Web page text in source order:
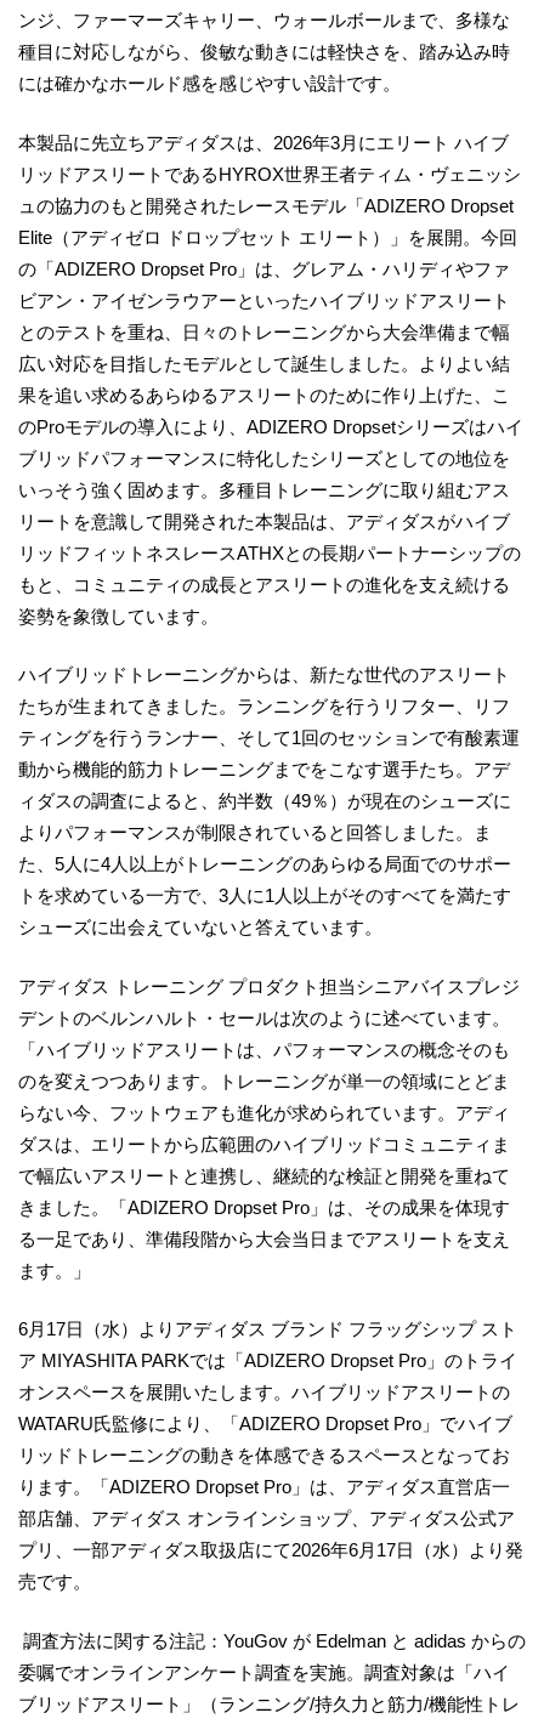
ンジ、ファーマーズキャリー、ウォールボールまで、多様な
種目に対応しながら、俊敏な動きには軽快さを、踏み込み時
には確かなホールド感を感じやすい設計です。
本製品に先立ちアディダスは、2026年3月にエリート ハイブ
リッドアスリートであるHYROX世界王者ティム・ヴェニッシ
ュの協力のもと開発されたレースモデル「ADIZERO Dropset
Elite（アディゼロ ドロップセット エリート）」を展開。今回
の「ADIZERO Dropset Pro」は、グレアム・ハリディやファ
ビアン・アイゼンラウアーといったハイブリッドアスリート
とのテストを重ね、日々のトレーニングから大会準備まで幅
広い対応を目指したモデルとして誕生しました。よりよい結
果を追い求めるあらゆるアスリートのために作り上げた、こ
のProモデルの導入により、ADIZERO Dropsetシリーズはハイ
ブリッドパフォーマンスに特化したシリーズとしての地位を
いっそう強く固めます。多種目トレーニングに取り組むアス
リートを意識して開発された本製品は、アディダスがハイブ
リッドフィットネスレースATHXとの長期パートナーシップの
もと、コミュニティの成長とアスリートの進化を支え続ける
姿勢を象徴しています。
ハイブリッドトレーニングからは、新たな世代のアスリート
たちが生まれてきました。ランニングを行うリフター、リフ
ティングを行うランナー、そして1回のセッションで有酸素運
動から機能的筋力トレーニングまでをこなす選手たち。アデ
ィダスの調査によると、約半数（49％）が現在のシューズに
よりパフォーマンスが制限されていると回答しました。ま
た、5人に4人以上がトレーニングのあらゆる局面でのサポー
トを求めている一方で、3人に1人以上がそのすべてを満たす
シューズに出会えていないと答えています。
アディダス トレーニング プロダクト担当シニアバイスプレジ
デントのベルンハルト・セールは次のように述べています。
「ハイブリッドアスリートは、パフォーマンスの概念そのも
のを変えつつあります。トレーニングが単一の領域にとどま
らない今、フットウェアも進化が求められています。アディ
ダスは、エリートから広範囲のハイブリッドコミュニティま
で幅広いアスリートと連携し、継続的な検証と開発を重ねて
きました。「ADIZERO Dropset Pro」は、その成果を体現す
る一足であり、準備段階から大会当日までアスリートを支え
ます。」
6月17日（水）よりアディダス ブランド フラッグシップ スト
ア MIYASHITA PARKでは「ADIZERO Dropset Pro」のトライ
オンスペースを展開いたします。ハイブリッドアスリートの
WATARU氏監修により、「ADIZERO Dropset Pro」でハイブ
リッドトレーニングの動きを体感できるスペースとなってお
ります。「ADIZERO Dropset Pro」は、アディダス直営店一
部店舗、アディダス オンラインショップ、アディダス公式ア
プリ、一部アディダス取扱店にて2026年6月17日（水）より発
売です。
調査方法に関する注記：YouGov が Edelman と adidas からの
委嘱でオンラインアンケート調査を実施。調査対象は「ハイ
ブリッドアスリート」（ランニング/持久力と筋力/機能性トレ